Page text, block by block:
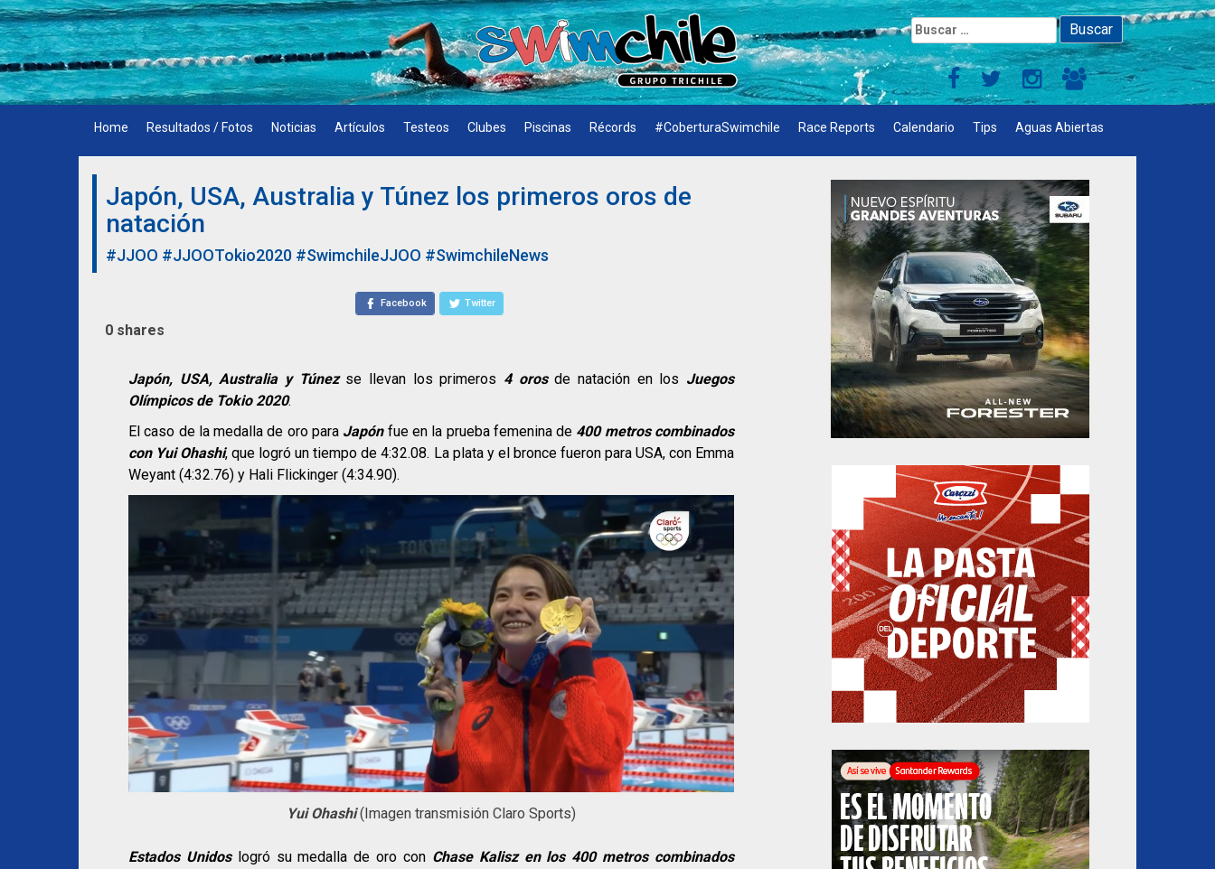
Skip
to
content
Buscar:
Home Resultados / Fotos Noticias Artículos Testeos Clubes Piscinas Récords #CoberturaSwimchile Race Reports Calendario Tips Aguas Abiertas
Japón, USA, Australia y Túnez los primeros oros de
natación
#JJOO #JJOOTokio2020 #SwimchileJJOO #SwimchileNews
Facebook Twitter
0 shares
Japón, USA, Australia y Túnezse llevan los primeros 4 orosde natación en los Juegos
Olímpicos de Tokio 2020.
El caso de la medalla de oro para Japónfue en la prueba femenina de 400 metros combinados
con Yui Ohashi, que logró un tiempo de 4:32.08. La plata y el bronce fueron para USA, con Emma
Weyant (4:32.76) y Hali Flickinger (4:34.90).
Yui Ohashi(Imagen transmisión Claro Sports)
Estados Unidoslogró su medalla de oro con Chase Kalisz en los 400 metros combinados